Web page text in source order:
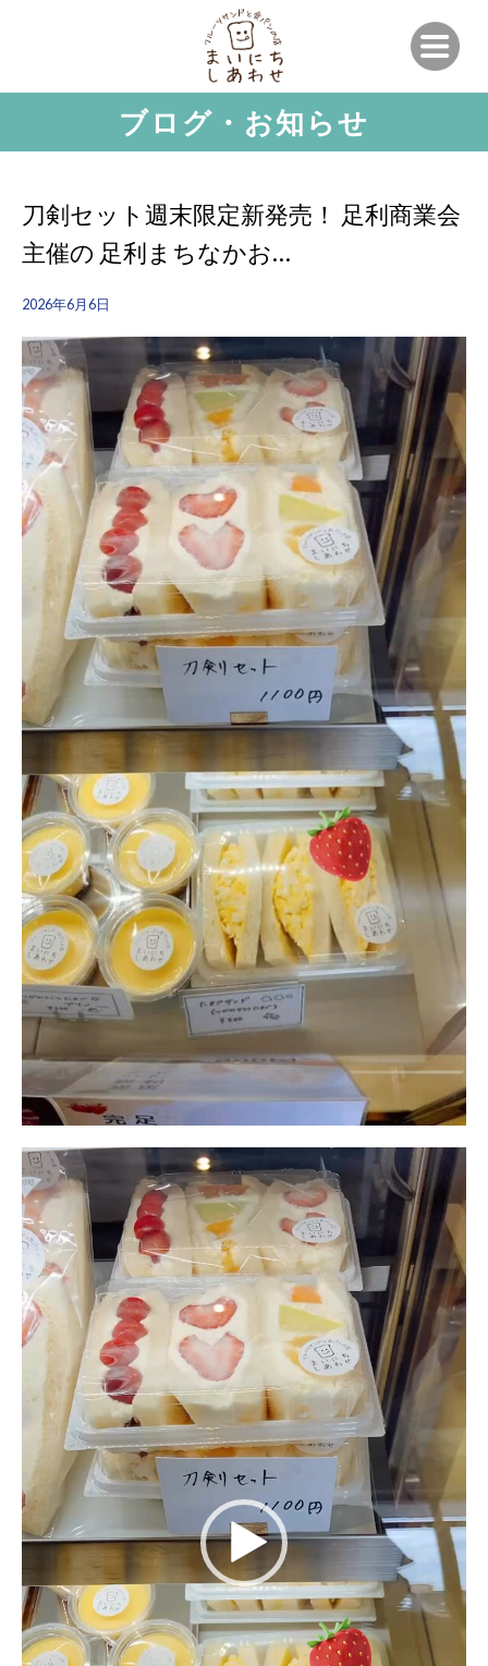
ブログ・お知らせ
刀剣セット週末限定新発売！ 足利商業会
主催の 足利まちなかお…
2026年6月6日
動
画
プ
レ
ー
ヤ
ー